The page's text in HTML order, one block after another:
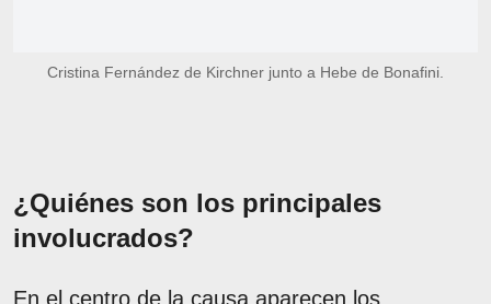
Cristina Fernández de Kirchner junto a Hebe de Bonafini.
¿Quiénes son los principales
involucrados?
En el centro de la causa aparecen los